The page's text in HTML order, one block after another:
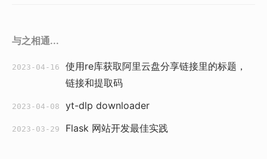
与之相通...
2023-04-16
使用re库获取阿里云盘分享链接里的标题，
链接和提取码
2023-04-08 yt-dlp downloader
2023-03-29 Flask 网站开发最佳实践